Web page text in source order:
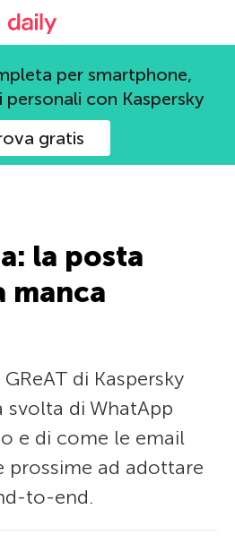
Blog ufficiale di Kaspersky
per smartphone,
con Kaspersky
gratis
la posta
manca
di Kaspersky
svolta di WhatApp
e di come le email
prossime ad adottare
to-end.